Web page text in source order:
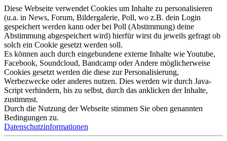
Diese Webseite verwendet Cookies um Inhalte zu personalisieren
(u.a. in News, Forum, Bildergalerie, Poll, wo z.B. dein Login
gespeichert werden kann oder bei Poll (Abstimmung) deine
Abstimmung abgespeichert wird) hierfür wirst du jeweils gefragt ob
solch ein Cookie gesetzt werden soll.
Es können auch durch eingebundene externe Inhalte wie Youtube,
Facebook, Soundcloud, Bandcamp oder Andere möglicherweise
Cookies gesetzt werden die diese zur Personalisierung,
Werbezwecke oder anderes nutzen. Dies werden wir durch Java-
Script verhindern, bis zu selbst, durch das anklicken der Inhalte,
zustimmst.
Durch die Nutzung der Webseite stimmen Sie oben genannten
Bedingungen zu.
Datenschutzinformationen